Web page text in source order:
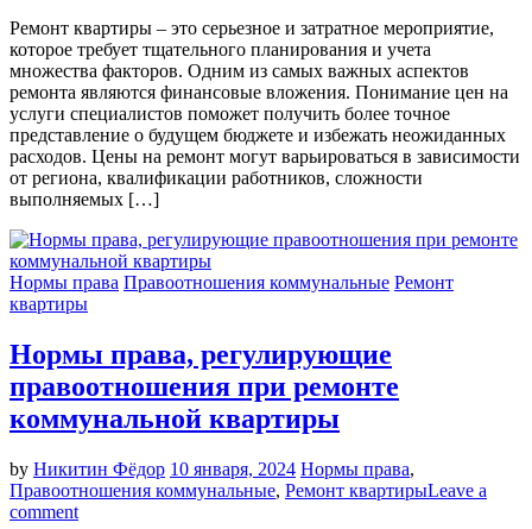
Ремонт квартиры – это серьезное и затратное мероприятие,
которое требует тщательного планирования и учета
множества факторов. Одним из самых важных аспектов
ремонта являются финансовые вложения. Понимание цен на
услуги специалистов поможет получить более точное
представление о будущем бюджете и избежать неожиданных
расходов. Цены на ремонт могут варьироваться в зависимости
от региона, квалификации работников, сложности
выполняемых […]
Нормы права Правоотношения коммунальные Ремонт
квартиры
Нормы права, регулирующие
правоотношения при ремонте
коммунальной квартиры
by Никитин Фёдор 10 января, 2024 Нормы права,
Правоотношения коммунальные, Ремонт квартирыLeave a
comment